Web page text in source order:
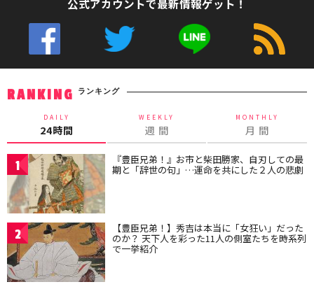
公式アカウントで最新情報ゲット！
RANKING ランキング
DAILY
24時間
WEEKLY
週 間
MONTHLY
月 間
1 『豊臣兄弟！』お市と柴田勝家、自刃しての最
期と「辞世の句」…運命を共にした２人の悲劇
2 【豊臣兄弟！】秀吉は本当に「女狂い」だった
のか？ 天下人を彩った11人の側室たちを時系列
で一挙紹介